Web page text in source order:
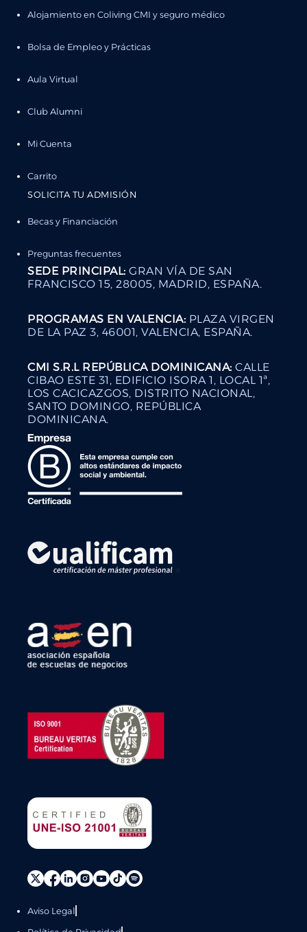
Alojamiento en Coliving CMI y seguro médico
Bolsa de Empleo y Prácticas
Aula Virtual
Club Alumni
Mi Cuenta
Carrito
SOLICITA TU ADMISIÓN
Becas y Financiación
Preguntas frecuentes
SEDE PRINCIPAL: GRAN VÍA DE SAN
FRANCISCO 15, 28005, MADRID, ESPAÑA.
PROGRAMAS EN VALENCIA: PLAZA VIRGEN
DE LA PAZ 3, 46001, VALENCIA, ESPAÑA.
CMI S.R.L REPÚBLICA DOMINICANA: CALLE
CIBAO ESTE 31, EDIFICIO ISORA 1, LOCAL 1ª,
LOS CACICAZGOS, DISTRITO NACIONAL,
SANTO DOMINGO, REPÚBLICA
DOMINICANA.
Aviso Legal